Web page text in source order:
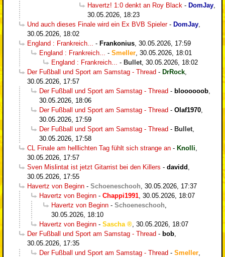
Havertz! 1:0 denkt an Roy Black - DomJay
30.05.2026, 18:23
Und auch dieses Finale wird ein Ex BVB Spieler- DomJay
30.05.2026, 18:02
England : Frankreich...
- Frankonius 30.05.2026, 17:59
England : Frankreich...
- Smeller 30.05.2026, 18:01
England : Frankreich...
- Bullet 30.05.2026, 18:02
Der Fußball und Sport am Samstag - Thread - DrRock
30.05.2026, 17:57
Der Fußball und Sport am Samstag - Thread - bloooooob
30.05.2026, 18:06
Der Fußball und Sport am Samstag - Thread - Olaf1970
30.05.2026, 17:59
Der Fußball und Sport am Samstag - Thread - Bullet
30.05.2026, 17:58
CL Finale am helllichten Tag fühlt sich strange an - Knolli
30.05.2026, 17:57
Sven Mislintat ist jetzt Gitarrist bei den Killers - davidd
30.05.2026, 17:55
Havertz von Beginn - Schoeneschooh 30.05.2026, 17:37
Havertz von Beginn - Chappi1991 30.05.2026, 18:07
Havertz von Beginn - Schoeneschooh
30.05.2026, 18:10
Havertz von Beginn - Sascha
30.05.2026, 18:07
Der Fußball und Sport am Samstag - Thread - bob
30.05.2026, 17:35
Der Fußball und Sport am Samstag - Thread - Smeller